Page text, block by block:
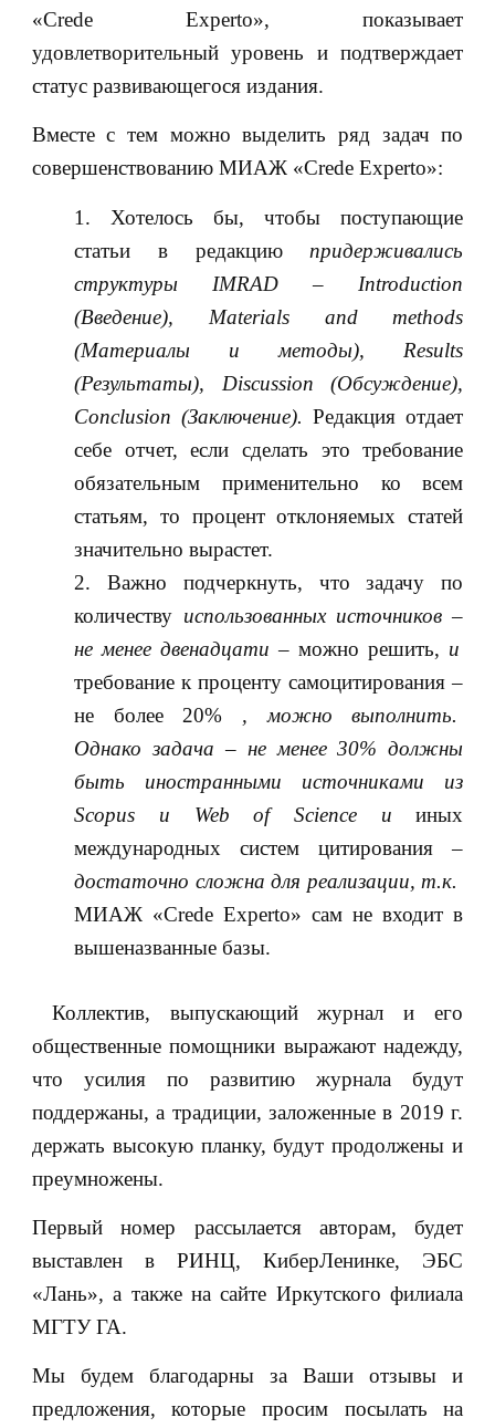
«Crede Experto», показывает
удовлетворительный уровень и подтверждает
статус развивающегося издания.
Вместе с тем можно выделить ряд задач по
совершенствованию МИАЖ «Crede Experto»:
Хотелось бы, чтобы поступающие
статьи в редакцию придерживались
структуры IMRAD – Introduction
(Введение), Materials and
methods
(Материалы и методы), Results
(Результаты), Discussion
(Обсуждение),
Conclusion (Заключение).Редакция отдает
себе отчет, если сделать это требование
обязательным применительно ко всем
статьям, то процент отклоняемых статей
значительно вырастет.
Важно подчеркнуть, что задачу по
количеству использованных источников–
не менее двенадцати– можно решить, и
требование к проценту самоцитирования –
не более 20% , можно выполнить.
Однако задача–не менее 30% должны
быть иностранными источниками из
Scopus
и Web of Science ииных
международных систем цитирования –
достаточно сложна для реализации, т.к.
МИАЖ «Crede Experto» сам не входит в
вышеназванные базы.
Коллектив, выпускающий журнал и его
общественные помощники выражают надежду,
что усилия по развитию журнала будут
поддержаны, а традиции, заложенные в 2019 г.
держать высокую планку, будут продолжены и
преумножены.
Первый номер рассылается авторам, будет
выставлен в РИНЦ, КиберЛенинке, ЭБС
«Лань», а также на сайте Иркутского филиала
МГТУ ГА.
Мы будем благодарны за Ваши отзывы и
предложения, которые просим посылать на